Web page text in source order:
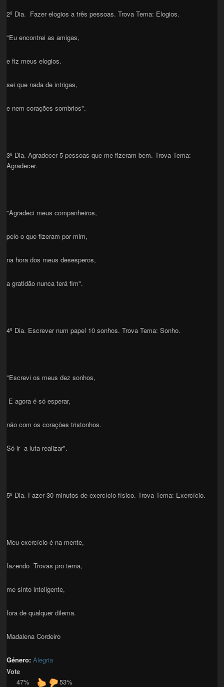
2º Dia. Fazer elogios a três pessoas. Trova Tema: Elogios.
"Eu encontrei as amigas,
e fiz meus elogios.
sei que nada de intrigas,
e nem corações sombrios".
3º Dia. Agradecer 5 pessoas que me fizeram bem. Trova Tema:
Agradecer.
"Agradeci meus companheiros,
pelo o que fizeram por mim,
na hora dos meus desesperos,
a gratidão nunca terá fim".
4º Dia. Escrever num papel 10 sonhos. Trova Tema: Sonho.
"Escrevi os meus dez sonhos,
E agora é só esperar,
não com os corações tristonhos.
Só ir a luta realizar".
5º Dia. Fazer 30 minutos de exercício físico. Trova Tema: Exercício.
Meu exercício é na mente,
fazendo Trovas pro tema,
me sinto inteligente,
fora de qualquer dilema.
Madalena Cordeiro
Género:Alegria
Vote
47%
53%